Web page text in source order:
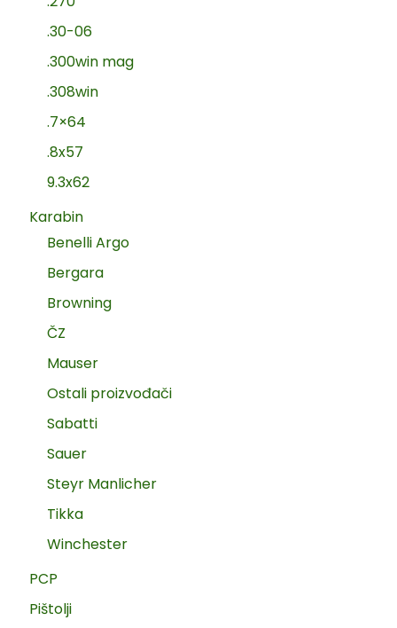
.30-06
.300win mag
.308win
.7×64
.8x57
9.3x62
Karabin
Benelli Argo
Bergara
Browning
ČZ
Mauser
Ostali proizvođači
Sabatti
Sauer
Steyr Manlicher
Tikka
Winchester
PCP
Pištolji